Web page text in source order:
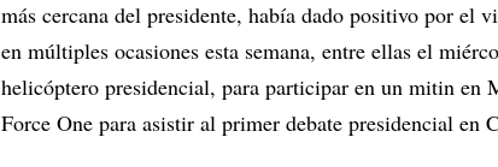
más cercana del presidente, había dado positivo por el
en múltiples ocasiones esta semana, entre ellas el
helicóptero presidencial, para participar en un mitin en
Force One para asistir al primer debate presidencial en